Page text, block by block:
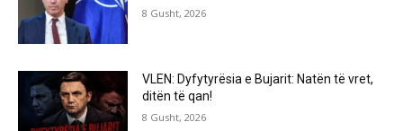
8 Gusht, 2026
VLEN: Dyfytyrësia e Bujarit: Natën të vret,
ditën të qan!
8 Gusht, 2026